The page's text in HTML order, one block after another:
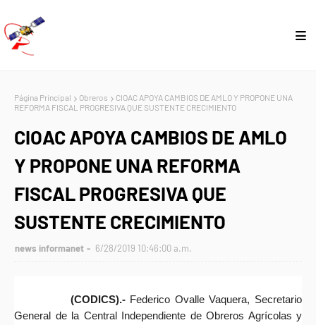
Página Principal Obreros
CIOAC APOYA CAMBIOS DE AMLO Y PROPONE UNA
REFORMA FISCAL PROGRESIVA QUE SUSTENTE CRECIMIENTO
CIOAC APOYA CAMBIOS DE AMLO
Y PROPONE UNA REFORMA
FISCAL PROGRESIVA QUE
SUSTENTE CRECIMIENTO
news informanet 6/28/2019 10:46:00 a.m.
(CODICS).- Federico Ovalle Vaquera, Secretario
General de la Central Independiente de Obreros Agrícolas y